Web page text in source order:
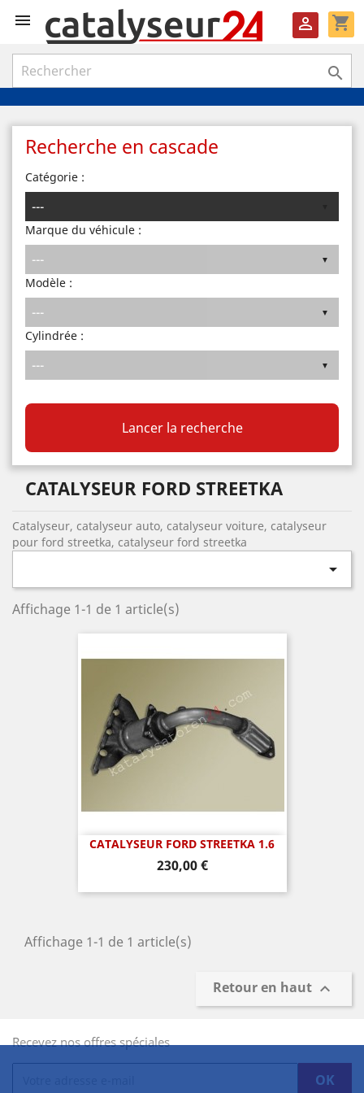
 shopping_cart


Recherche en cascade
Catégorie :
Marque du véhicule :
Modèle :
Cylindrée :
Lancer la recherche
CATALYSEUR FORD STREETKA
Catalyseur, catalyseur auto, catalyseur voiture, catalyseur
pour ford streetka, catalyseur ford streetka

Affichage 1-1 de 1 article(s)
CATALYSEUR FORD STREETKA 1.6
Prix
230,00 €
Affichage 1-1 de 1 article(s)
Retour en haut 
Recevez nos offres spéciales